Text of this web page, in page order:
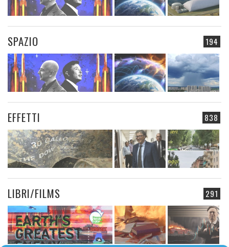
194
SPAZIO
838
EFFETTI
291
LIBRI/FILMS